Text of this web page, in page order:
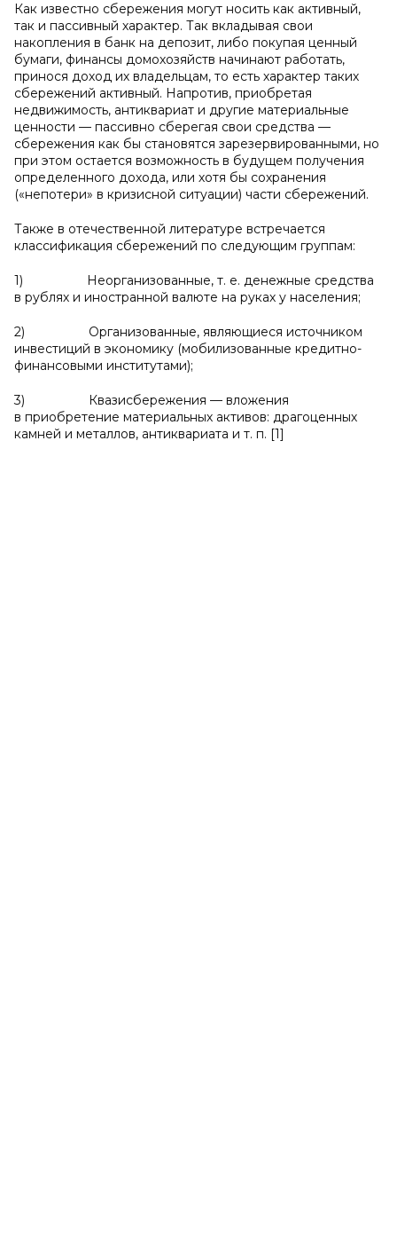
Как известно сбережения могут носить как активный,
так и пассивный характер. Так вкладывая свои
накопления в банк на депозит, либо покупая ценный
бумаги, финансы домохозяйств начинают работать,
принося доход их владельцам, то есть характер таких
сбережений активный. Напротив, приобретая
недвижимость, антиквариат и другие материальные
ценности — пассивно сберегая свои средства —
сбережения как бы становятся зарезервированными, но
при этом остается возможность в будущем получения
определенного дохода, или хотя бы сохранения
(«непотери» в кризисной ситуации) части сбережений.
Также в отечественной литературе встречается
классификация сбережений по следующим группам:
1) Неорганизованные, т. е. денежные средства
в рублях и иностранной валюте на руках у населения;
2) Организованные, являющиеся источником
инвестиций в экономику (мобилизованные кредитно-
финансовыми институтами);
3) Квазисбережения — вложения
в приобретение материальных активов: драгоценных
камней и металлов, антиквариата и т. п. [1]